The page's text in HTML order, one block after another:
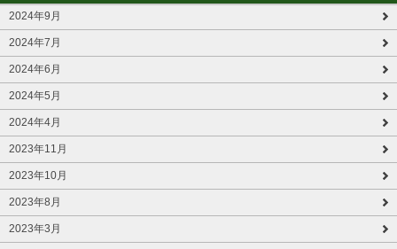
2024年9月
2024年7月
2024年6月
2024年5月
2024年4月
2023年11月
2023年10月
2023年8月
2023年3月